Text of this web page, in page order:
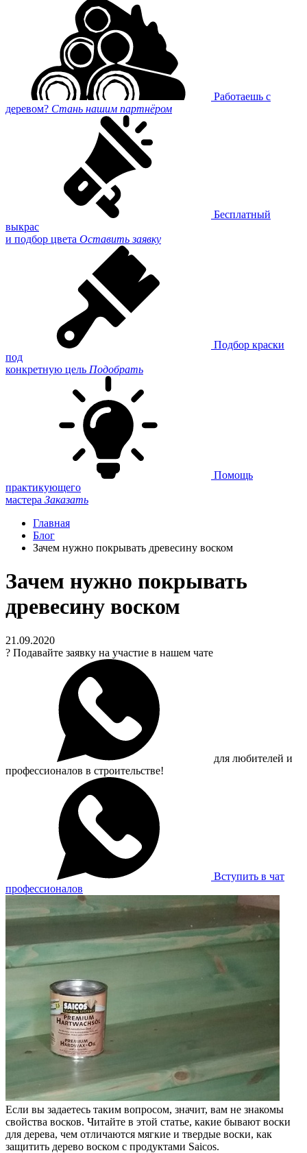
Работаешь с
деревом? Стань нашим партнёром
Бесплатный
выкрас
и подбор цвета Оставить заявку
Подбор краски
под
конкретную цель Подобрать
Помощь
практикующего
мастера Заказать
Главная
Блог
Зачем нужно покрывать древесину воском
Зачем нужно покрывать
древесину воском
21.09.2020
? Подавайте заявку на участие в нашем чате
для любителей и
профессионалов в строительстве!
Вступить в чат
профессионалов
Если вы задаетесь таким вопросом, значит, вам не знакомы
свойства восков. Читайте в этой статье, какие бывают воски
для дерева, чем отличаются мягкие и твердые воски, как
защитить дерево воском с продуктами Saicos.